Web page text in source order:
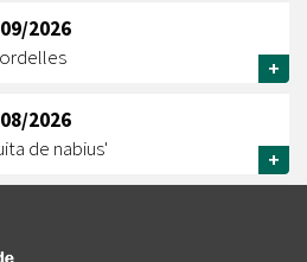
2026
+
2026
de nabius'
+